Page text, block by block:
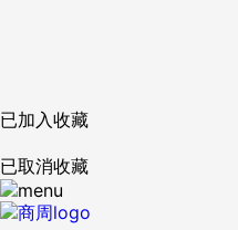
已加入收藏
已取消收藏